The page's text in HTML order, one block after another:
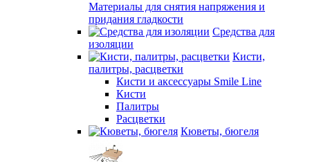
Материалы для снятия напряжения и
придания гладкости
Средства для
изоляции
Кисти,
палитры, расцветки
Кисти и аксессуары Smile Line
Кисти
Палитры
Расцветки
Кюветы, бюгеля